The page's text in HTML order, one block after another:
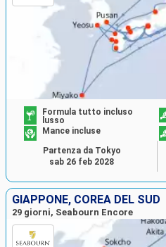
Formula tutto incluso
lusso
Mance incluse
Partenza da Tokyo
sab 26 feb 2028
GIAPPONE, COREA DEL SUD
29 giorni, Seabourn Encore